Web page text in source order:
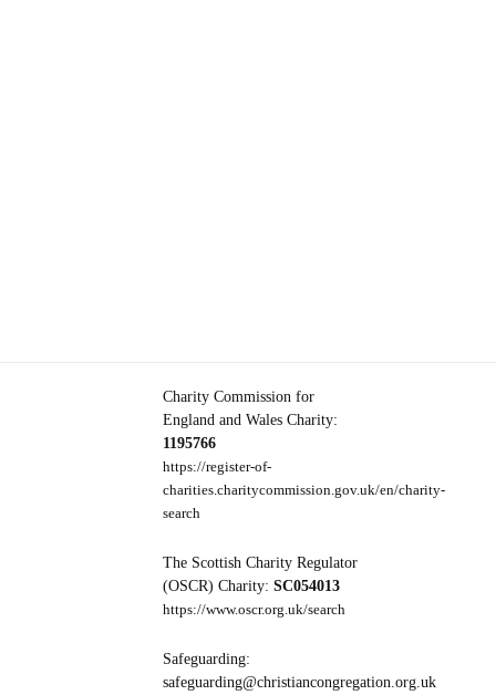
Charity Commission for
England and Wales Charity:
1195766
https://register-of-
charities.charitycommission.gov.uk/en/charity-
search
The Scottish Charity Regulator
(OSCR) Charity: SC054013
https://www.oscr.org.uk/search
Safeguarding:
safeguarding@christiancongregation.org.uk